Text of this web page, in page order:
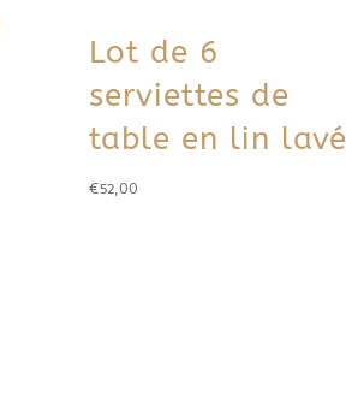
Lot de 6
serviettes de
table en lin lavé
€52,00